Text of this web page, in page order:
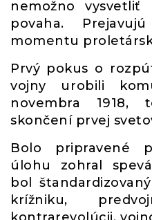
nemožno
povaha.
momentu
Prvý pokus o
vojny urobili
novembra
skončení prvej
Bolo pripravené
úlohu zohral
bol
krížniku,